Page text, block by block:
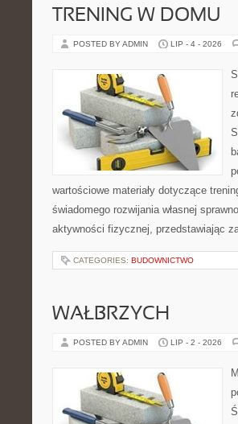
TRENING W DOMU
POSTED BY ADMIN LIP - 4 - 2026
wartościowe materiały dotyczące
świadomego rozwijania własnej
aktywności fizycznej, przedstawiając
CATEGORIES: BUDOWNICTWO
WAŁBRZYCH
POSTED BY ADMIN LIP - 2 - 2026